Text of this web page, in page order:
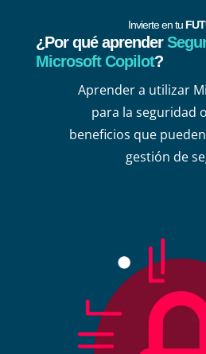
Invierte en tu
¿Por qué aprender
Microsoft Copilot?
Aprender a utilizar
para la seguridad
beneficios que
gestión de